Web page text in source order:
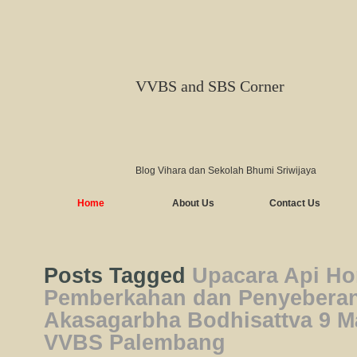
VVBS and SBS Corner
Blog Vihara dan Sekolah Bhumi Sriwijaya
Home About Us Contact Us
Posts Tagged Upacara Api
Pemberkahan dan
Akasagarbha Bodhisattva 9
VVBS Palembang